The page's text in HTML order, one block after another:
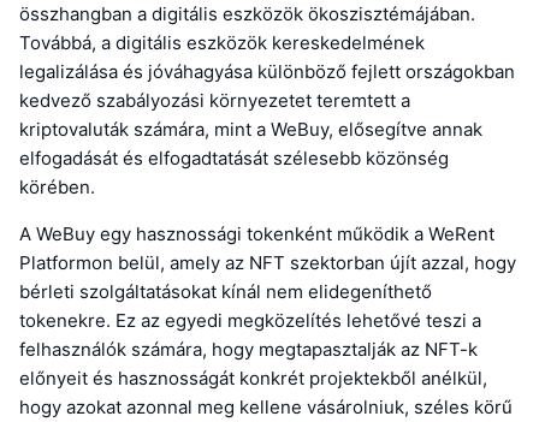
összhangban a digitális eszközök ökoszisztémájában.
Továbbá, a digitális eszközök kereskedelmének
legalizálása és jóváhagyása különböző fejlett országokban
kedvező szabályozási környezetet teremtett a
kriptovaluták számára, mint a WeBuy, elősegítve annak
elfogadását és elfogadtatását szélesebb közönség
körében.
A WeBuy egy hasznossági tokenként működik a WeRent
Platformon belül, amely az NFT szektorban újít azzal, hogy
bérleti szolgáltatásokat kínál nem elidegeníthető
tokenekre. Ez az egyedi megközelítés lehetővé teszi a
felhasználók számára, hogy megtapasztalják az NFT-k
előnyeit és hasznosságát konkrét projektekből anélkül,
hogy azokat azonnal meg kellene vásárolniuk, széles körű